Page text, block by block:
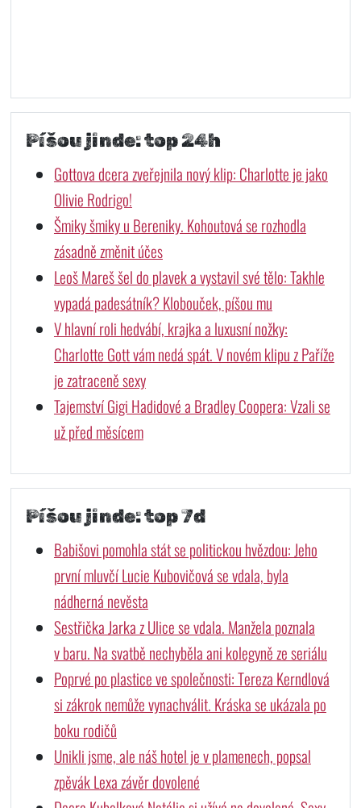
Píšou jinde: top 24h
Gottova dcera zveřejnila nový klip: Charlotte je jako
Olivie Rodrigo!
Šmiky šmiky u Bereniky. Kohoutová se rozhodla
zásadně změnit účes
Leoš Mareš šel do plavek a vystavil své tělo: Takhle
vypadá padesátník? Klobouček, píšou mu
V hlavní roli hedvábí, krajka a luxusní nožky:
Charlotte Gott vám nedá spát. V novém klipu z Paříže
je zatraceně sexy
Tajemství Gigi Hadidové a Bradley Coopera: Vzali se
už před měsícem
Píšou jinde: top 7d
Babišovi pomohla stát se politickou hvězdou: Jeho
první mluvčí Lucie Kubovičová se vdala, byla
nádherná nevěsta
Sestřička Jarka z Ulice se vdala. Manžela poznala
v baru. Na svatbě nechyběla ani kolegyně ze seriálu
Poprvé po plastice ve společnosti: Tereza Kerndlová
si zákrok nemůže vynachválit. Kráska se ukázala po
boku rodičů
Unikli jsme, ale náš hotel je v plamenech, popsal
zpěvák Lexa závěr dovolené